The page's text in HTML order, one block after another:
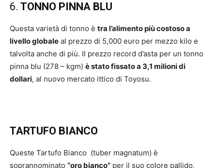
6. TONNO PINNA BLU
Questa varietà di tonno è tra l’alimento più costoso a
livello globale al prezzo di 5,000 euro per mezzo kilo e
talvolta anche di più. Il prezzo record d’asta per un tonno
pinna blu (278 – kgm) è stato fissato a 3,1 milioni di
dollari, al nuovo mercato ittico di Toyosu.
TARTUFO BIANCO
Queste Tartufo Bianco (tuber magnatum) è
soprannominato “oro bianco” per il suo colore pallido,